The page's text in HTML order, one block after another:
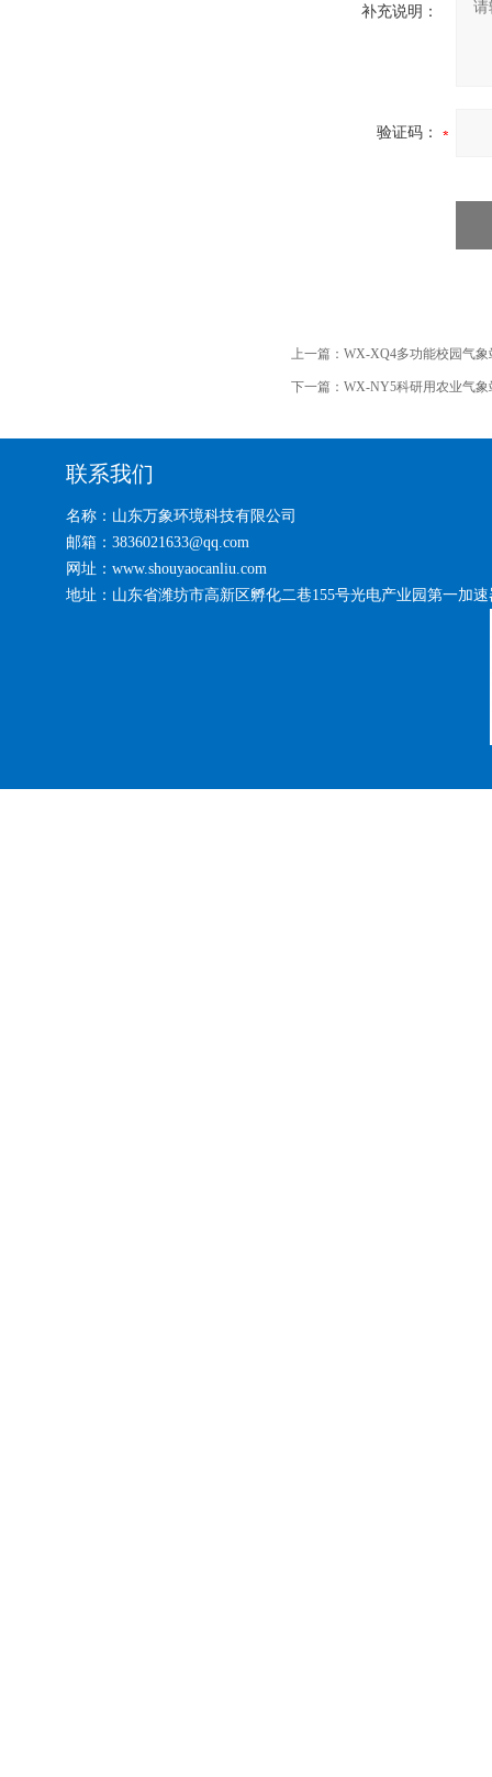
补充说明：
验证码：
上一篇： WX-XQ4多功能校园气象
下一篇： WX-NY5科研用农业气象
联系我们
名称：山东万象环境科技有限公司
邮箱：3836021633@qq.com
网址：www.shouyaocanliu.com
地址：山东省潍坊市高新区孵化二巷155号光电产业园第一加